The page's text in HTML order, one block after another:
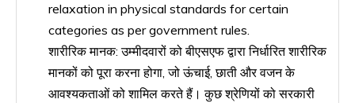
relaxation in physical standards for certain
categories as per government rules.
शारीरिक मानक: उम्मीदवारों को बीएसएफ द्वारा निर्धारित शारीरिक
मानकों को पूरा करना होगा, जो ऊंचाई, छाती और वजन के
आवश्यकताओं को शामिल करते हैं। कुछ श्रेणियों को सरकारी